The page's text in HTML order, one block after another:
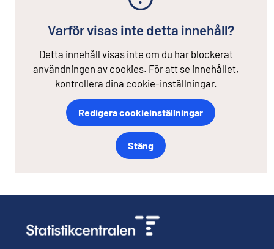
Varför visas inte detta innehåll?
Detta innehåll visas inte om du har blockerat
användningen av cookies. För att se innehållet,
kontrollera dina cookie-inställningar.
Redigera cookieinställningar
Stäng